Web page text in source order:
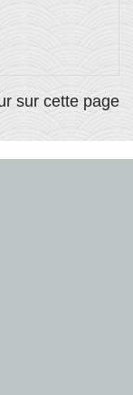
sur cette page